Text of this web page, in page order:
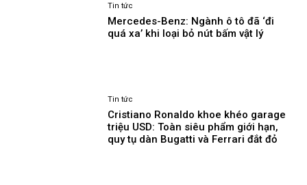
Tin tức
Mercedes-Benz: Ngành ô tô đã ‘đi
quá xa’ khi loại bỏ nút bấm vật lý
Tin tức
Cristiano Ronaldo khoe khéo garage
triệu USD: Toàn siêu phẩm giới hạn,
quy tụ dàn Bugatti và Ferrari đắt đỏ